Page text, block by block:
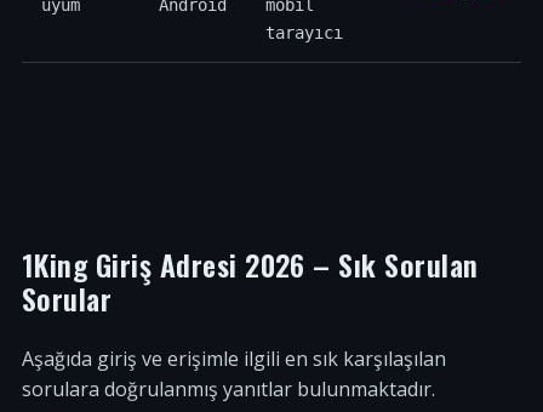
uyum
Android
mobil
tarayıcı
1King Giriş Adresi 2026 – Sık Sorulan
Sorular
Aşağıda giriş ve erişimle ilgili en sık karşılaşılan
sorulara doğrulanmış yanıtlar bulunmaktadır.